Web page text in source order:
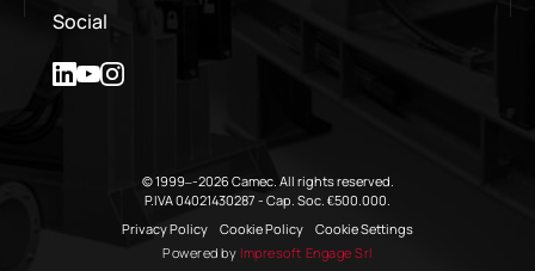
Social
© 1999–-2026 Camec. All rights reserved.
P.IVA 04021430287 - Cap. Soc. €500.000.
Privacy Policy
Cookie Policy
Cookie Settings
Powered byImpresoft Engage Srl